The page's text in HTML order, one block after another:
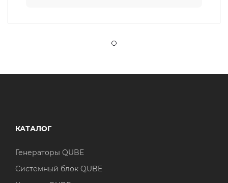
КАТАЛОГ
Генераторы QUBE
Системный блок QUBE